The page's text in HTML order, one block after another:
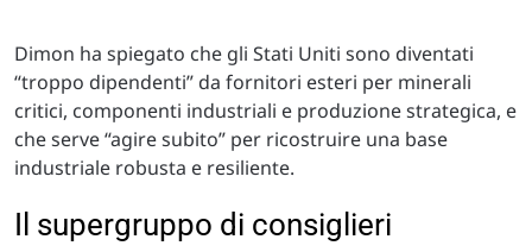
Dimon ha spiegato che gli Stati Uniti sono diventati
“troppo dipendenti” da fornitori esteri per minerali
critici, componenti industriali e produzione strategica, e
che serve “agire subito” per ricostruire una base
industriale robusta e resiliente.​
Il supergruppo di consiglieri